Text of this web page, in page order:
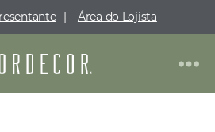
| Área do Lojista
Nordecor